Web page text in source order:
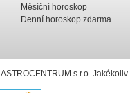
Měsíční horoskop
Denní horoskop zdarma
s.r.o.